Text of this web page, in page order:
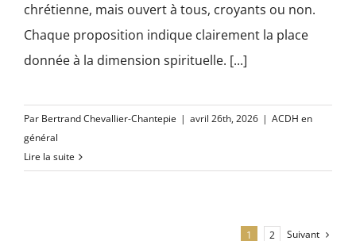
chrétienne, mais ouvert à tous, croyants ou non.
Chaque proposition indique clairement la place
donnée à la dimension spirituelle. [...]
Par Bertrand Chevallier-Chantepie | avril 26th, 2026 | ACDH en
général
Lire la suite
1 2 Suivant